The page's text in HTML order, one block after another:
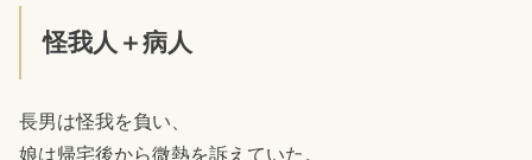
怪我人＋病人
長男は怪我を負い、
娘は帰宅後から微熱を訴えていた。